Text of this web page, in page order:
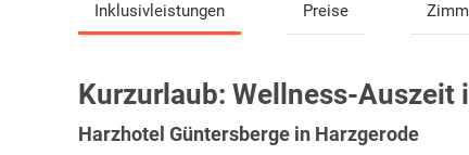
Inklusivleistungen Preise
Kurzurlaub: Wellness-Auszeit
Harzhotel Güntersberge in Harzgerode